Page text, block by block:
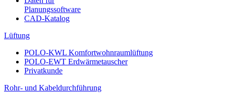
Planungssoftware
CAD-Katalog
Lüftung
POLO-KWL Komfortwohnraumlüftung
POLO-EWT Erdwärmetauscher
Privatkunde
Rohr- und Kabeldurchführung